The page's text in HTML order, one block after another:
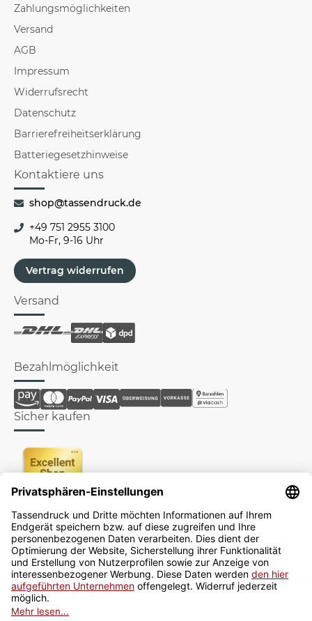
Zahlungsmöglichkeiten
Versand
AGB
Impressum
Widerrufsrecht
Datenschutz
Barrierefreiheitserklärung
Batteriegesetzhinweise
Kontaktiere uns
shop@tassendruck.de
+49 751 2955 3100
Mo-Fr, 9-16 Uhr
Vertrag widerrufen
Versand
Bezahlmöglichkeit
Sicher kaufen
Newsletter